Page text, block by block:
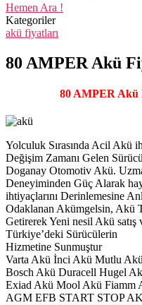
Hemen Ara !
Kategoriler
akü fiyatları
80 AMPER Akü
80 AMPER Akü
Yolculuk Sırasında Acil Akü
Değişim Zamanı Gelen
Doganay Otomotiv Akü.
Deneyiminden Güç Alarak
ihtiyaçlarını Derinlemesine
Odaklanan Akümgelsin, Akü
Getirerek Yeni nesil Akü
Türkiye’deki Sürücülerin
Hizmetine Sunmuştur
Varta Akü İnci Akü Mutlu
Bosch Akü Duracell Hugel
Exiad Akü Mool Akü Fiamm
AGM EFB START STOP